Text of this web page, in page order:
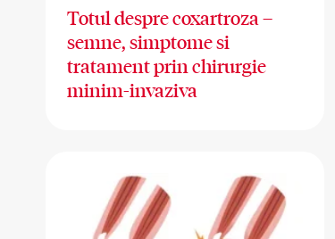
Totul despre coxartroza –
semne, simptome si
tratament prin chirurgie
minim-invaziva